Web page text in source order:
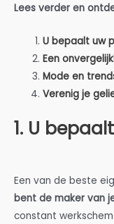
Lees verder en
U bepaalt uw
Een
Mode en
Verenig je
1. U
Een van de beste
bent de maker van
constant